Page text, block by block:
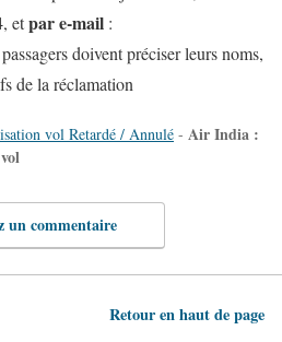
etpar e-mail :
doivent préciser leurs noms,
de la réclamation
vol Retardé / Annulé - Air India :
un commentaire
Retour en haut de page